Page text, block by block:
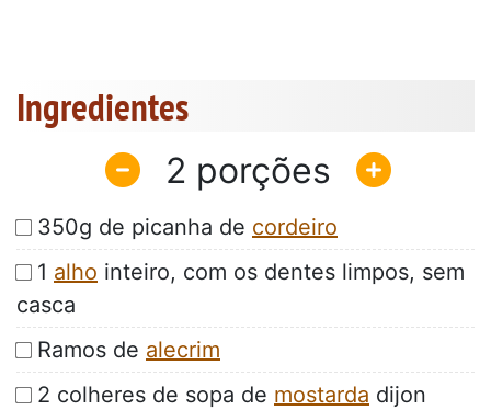
Ingredientes
2
350g de picanha de cordeiro
1 alho inteiro, com os dentes limpos, sem
casca
Ramos de alecrim
2 colheres de sopa de mostarda dijon